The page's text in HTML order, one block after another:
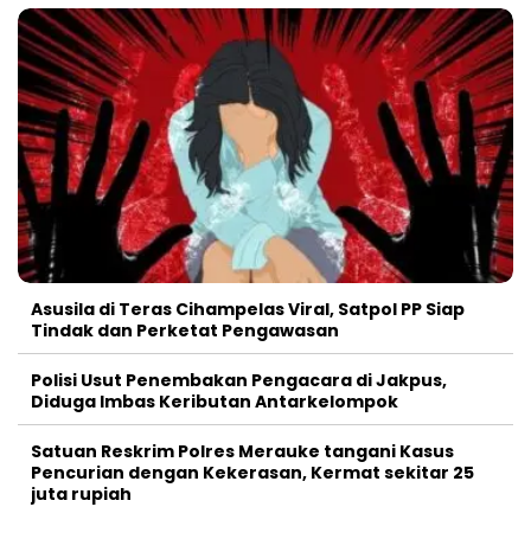
Asusila di Teras Cihampelas Viral, Satpol PP Siap
Tindak dan Perketat Pengawasan
Polisi Usut Penembakan Pengacara di Jakpus,
Diduga Imbas Keributan Antarkelompok
Satuan Reskrim Polres Merauke tangani Kasus
Pencurian dengan Kekerasan, Kermat sekitar 25
juta rupiah